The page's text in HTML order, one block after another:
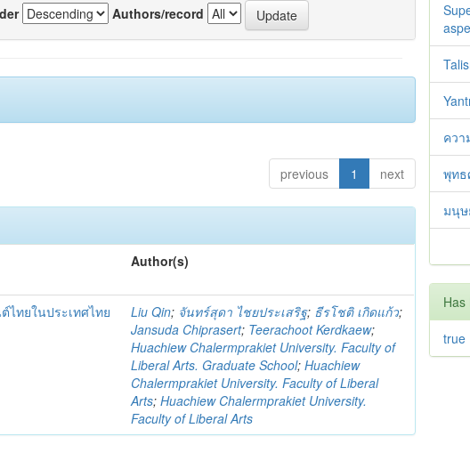
Authors/record
previous 1 next
Author(s)
ทยในประเทศไทย Liu Qin; จันทร์สุดา ไชยประเสริฐ; ธีรโชติ เกิดแก้ว;
Jansuda Chiprasert; Teerachoot Kerdkaew;
Huachiew Chalermprakiet University. Faculty of
Liberal Arts. Graduate School;Huachiew
Chalermprakiet University. Faculty of Liberal
Arts;Huachiew Chalermprakiet University.
Faculty of Liberal Arts
ควา
พุทธ
มนุ
Has
true